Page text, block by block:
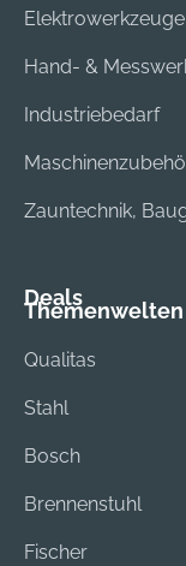
Elektrowerkzeuge
Hand- &
Industriebedarf
Zauntechnik,
Deals
Themenwelten
Qualitas
Stahl
Bosch
Brennenstuhl
Fischer